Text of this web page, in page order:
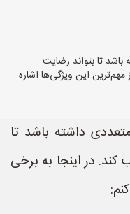
تا بتواند رضایت
این ویژگی‌ها اشاره
داشته باشد تا
در اینجا به برخی